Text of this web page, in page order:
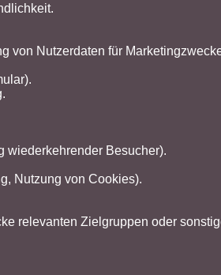
von Nutzerdaten für
wiederkehrender Besucher).
Nutzung von Cookies).
relevanten Zielgruppen oder